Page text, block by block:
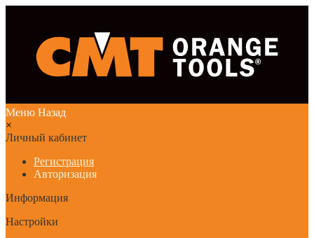
Меню Назад
×
Личный кабинет
Регистрация
Авторизация
Информация
Настройки